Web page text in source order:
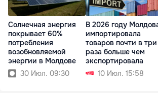
Солнечная энергия
покрывает 60%
потребления
возобновляемой
энергии в Молдове
30 Июл. 09:30
В 2026 году
импортировала
товаров почти в три
раза больше чем
экспортировала
10 Июл. 15:58